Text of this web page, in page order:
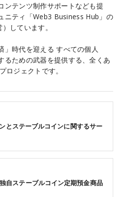
ンテンツ制作サポートなども提
ニティ「Web3 Business Hub」の
しています。
」時代を迎える すべての個人
るための武器を提供する、全くあ
ロジェクトです。
自ステーブルコイン定期預金商品
とステーブルコインに関するサー